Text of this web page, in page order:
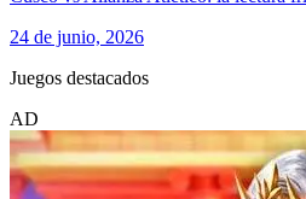
24 de junio, 2026
Juegos destacados
AD